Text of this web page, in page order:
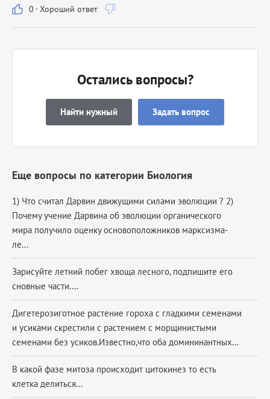
0 · Хороший ответ
Остались вопросы?
Найти нужный Задать вопрос
Еще вопросы по категории Биология
1) Что считал Дарвин движущими силами эволюции ? 2)
Почему учение Дарвина об эволюции органического
мира получило оценку основоположников марксизма-
ле...
Зарисуйте летний побег хвоща лесного, подпишите его
сновные части....
Дигетерозиготное растение гороха с гладкими семенами
и усиками скрестили с растением с морщинистыми
семенами без усиков.Известно,что оба домининантных...
В какой фазе митоза происходит цитокинез то есть
клетка делиться​...